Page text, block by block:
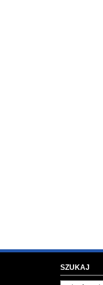
SZUKAJ